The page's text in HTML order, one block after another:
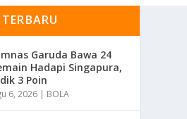
Garuda Bawa 24
Hadapi Singapura,
3 Poin
6, 2026 | BOLA